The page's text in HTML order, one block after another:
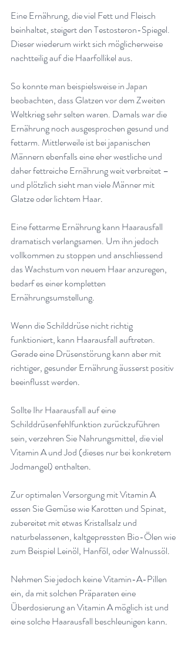
Eine Ernährung, die viel Fett und Fleisch
beinhaltet, steigert den Testosteron-Spiegel.
Dieser wiederum wirkt sich möglicherweise
nachtteilig auf die Haarfollikel aus.
So konnte man beispielsweise in Japan
beobachten, dass Glatzen vor dem Zweiten
Weltkrieg sehr selten waren. Damals war die
Ernährung noch ausgesprochen gesund und
fettarm. Mittlerweile ist bei japanischen
Männern ebenfalls eine eher westliche und
daher fettreiche Ernährung weit verbreitet –
und plötzlich sieht man viele Männer mit
Glatze oder lichtem Haar.
Eine fettarme Ernährung kann Haarausfall
dramatisch verlangsamen. Um ihn jedoch
vollkommen zu stoppen und anschliessend
das Wachstum von neuem Haar anzuregen,
bedarf es einer kompletten
Ernährungsumstellung.
Wenn die Schilddrüse nicht richtig
funktioniert, kann Haarausfall auftreten.
Gerade eine Drüsenstörung kann aber mit
richtiger, gesunder Ernährung äusserst positiv
beeinflusst werden.
Sollte Ihr Haarausfall auf eine
Schilddrüsenfehlfunktion zurückzuführen
sein, verzehren Sie Nahrungsmittel, die viel
Vitamin A und Jod (dieses nur bei konkretem
Jodmangel) enthalten.
Zur optimalen Versorgung mit Vitamin A
essen Sie Gemüse wie Karotten und Spinat,
zubereitet mit etwas Kristallsalz und
naturbelassenen, kaltgepressten Bio-Ölen wie
zum Beispiel Leinöl, Hanföl, oder Walnussöl.
Nehmen Sie jedoch keine Vitamin-A-Pillen
ein, da mit solchen Präparaten eine
Überdosierung an Vitamin A möglich ist und
eine solche Haarausfall beschleunigen kann.